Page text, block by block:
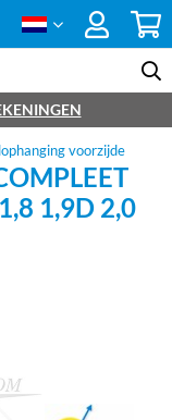
voorzijde
1,9D 2,0